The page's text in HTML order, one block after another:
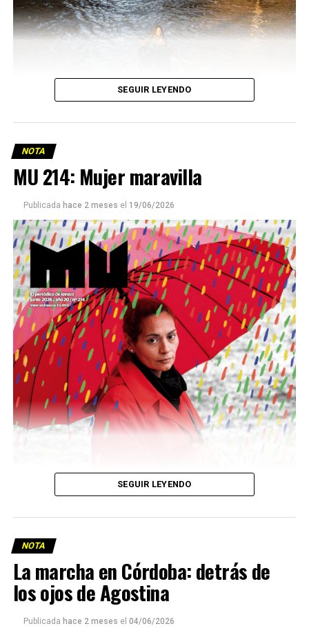
Este número 215 de MU ☝️viene con doble tapa, que
podría ser una frase:
Sin chamuyo, a remarla.
Descargar la Mu en PDF
Viaje a la vida en el Delta: Y la nave
SEGUIR LEYENDO
NOTA
MU 214: Mujer maravilla
Publicada hace 2 meses el 19/06/2026
SEGUIR LEYENDO
NOTA
La marcha en Córdoba: detrás de
los ojos de Agostina
Publicada hace 2 meses el 04/06/2026